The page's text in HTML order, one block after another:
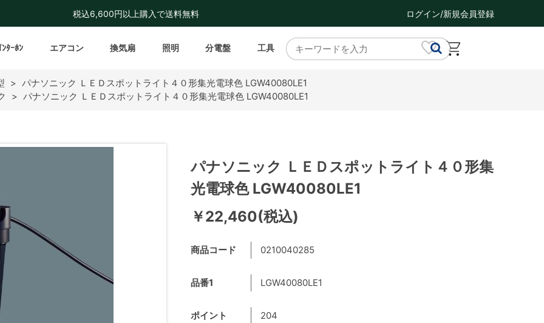
税込6,600円以上購入で送料無料 ログイン/新規会員登録
ﾝﾀｰﾎﾝ エアコン 換気扇 照明 分電盤 工具
> パナソニック ＬＥＤスポットライト４０形集光電球色 LGW40080LE1
> パナソニック ＬＥＤスポットライト４０形集光電球色 LGW40080LE1
パナソニック ＬＥＤスポットライト４０形集
光電球色 LGW40080LE1
￥22,460(税込)
商品コード 0210040285
品番1 LGW40080LE1
ポイント 204